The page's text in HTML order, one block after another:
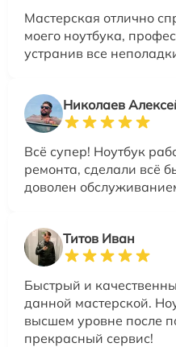
Мастерская отлично
моего ноутбука,
устранив все
Николаев
Всё супер! Ноутбук
ремонта, сделали всё
доволен
Титов Иван
Быстрый и
данной мастерской.
высшем уровне после
прекрасный сервис!